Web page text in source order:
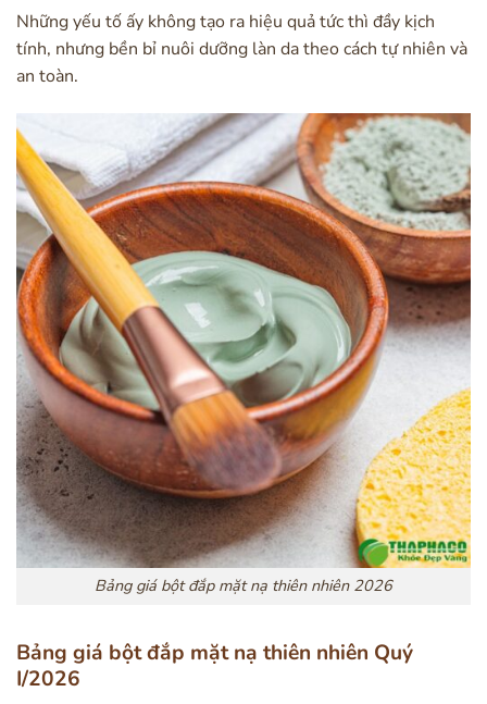
Những yếu tố ấy không tạo ra hiệu quả tức thì đầy kịch
tính, nhưng bền bỉ nuôi dưỡng làn da theo cách tự nhiên và
an toàn.
Bảng giá bột đắp mặt nạ thiên nhiên 2026
Bảng giá bột đắp mặt nạ thiên nhiên Quý
I/2026